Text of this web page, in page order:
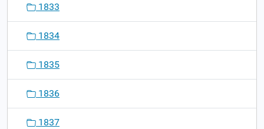
1833
1834
1835
1836
1837